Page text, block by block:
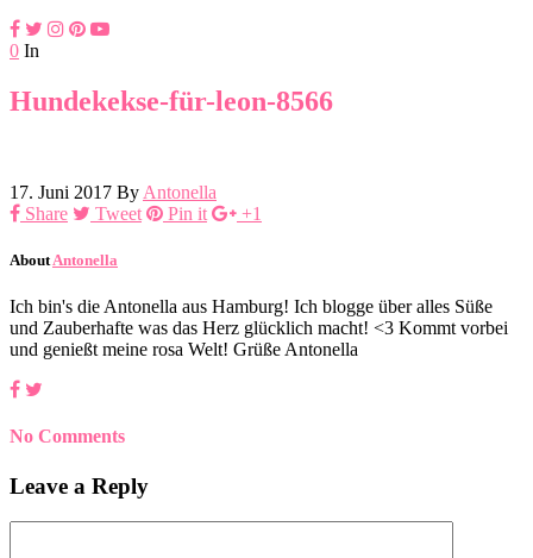
0 In
Hundekekse-für-leon-8566
17. Juni 2017 By Antonella
Share
Tweet Pin it +1
About Antonella
Ich bin's die Antonella aus Hamburg! Ich blogge über alles Süße
und Zauberhafte was das Herz glücklich macht! <3 Kommt vorbei
und genießt meine rosa Welt! Grüße Antonella
No Comments
Leave a Reply